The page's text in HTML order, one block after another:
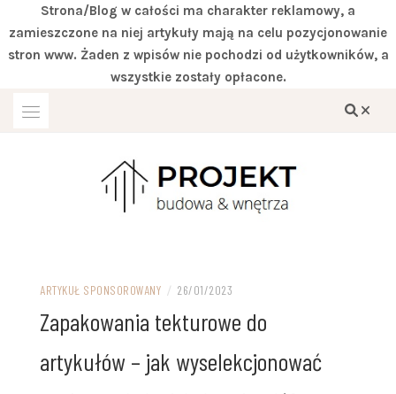
Strona/Blog w całości ma charakter reklamowy, a
zamieszczone na niej artykuły mają na celu pozycjonowanie
stron www. Żaden z wpisów nie pochodzi od użytkowników, a
wszystkie zostały opłacone.
ARTYKUŁ SPONSOROWANY / 26/01/2023
Zapakowania tekturowe do
artykułów – jak wyselekcjonować